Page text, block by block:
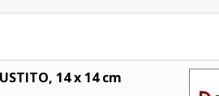
14 x 14 cm